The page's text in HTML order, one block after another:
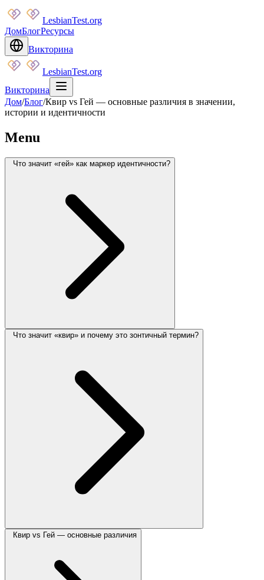
LesbianTest.org
ДомБлогРесурсы
Викторина
LesbianTest.org
Викторина
Дом/Блог/Квир vs Гей — основные различия в значении,
истории и идентичности
Menu
Что значит «гей» как маркер идентичности?
Что значит «квир» и почему это зонтичный термин?
Квир vs Гей — основные различия